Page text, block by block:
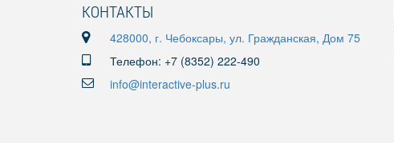
КОНТАКТЫ
428000, г. Чебоксары, ул. Гражданская, Дом 75
Телефон: +7 (8352) 222-490
info@interactive-plus.ru